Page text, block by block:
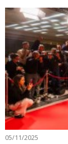
05/11/2025